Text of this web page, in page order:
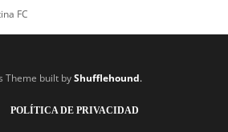
FC
Theme built byShufflehound.
POLÍTICA DE PRIVACIDAD